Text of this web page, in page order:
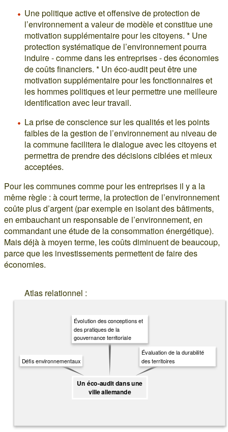
Une politique active et offensive de protection de
l’environnement a valeur de modèle et constitue une
motivation supplémentaire pour les citoyens. * Une
protection systématique de l’environnement pourra
induire - comme dans les entreprises - des économies
de coûts financiers. * Un éco-audit peut être une
motivation supplémentaire pour les fonctionnaires et
les hommes politiques et leur permettre une meilleure
identification avec leur travail.
La prise de conscience sur les qualités et les points
faibles de la gestion de l’environnement au niveau de
la commune facilitera le dialogue avec les citoyens et
permettra de prendre des décisions ciblées et mieux
acceptées.
Pour les communes comme pour les entreprises il y a la
même règle : à court terme, la protection de l’environnement
coûte plus d’argent (par exemple en isolant des bâtiments,
en embauchant un responsable de l’environnement, en
commandant une étude de la consommation énergétique).
Mais déjà à moyen terme, les coûts diminuent de beaucoup,
parce que les investissements permettent de faire des
économies.
Atlas relationnel :
Un éco-audit dans une
ville allemande
Évaluation de la durabilité
des territoires
Évolution des conceptions et
des pratiques de la
gouvernance territoriale
Défis environnementaux